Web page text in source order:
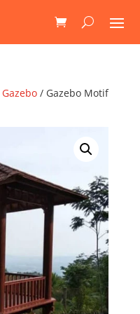
Gazebo/ Gazebo Motif